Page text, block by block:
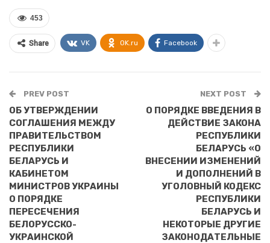
453
Share VK OK.ru Facebook
PREV POST
ОБ УТВЕРЖДЕНИИ
СОГЛАШЕНИЯ МЕЖДУ
ПРАВИТЕЛЬСТВОМ
РЕСПУБЛИКИ
БЕЛАРУСЬ И
КАБИНЕТОМ
МИНИСТРОВ УКРАИНЫ
О ПОРЯДКЕ
ПЕРЕСЕЧЕНИЯ
БЕЛОРУССКО-
УКРАИНСКОЙ
NEXT POST
О ПОРЯДКЕ ВВЕДЕНИЯ В
ДЕЙСТВИЕ ЗАКОНА
РЕСПУБЛИКИ
БЕЛАРУСЬ «О
ВНЕСЕНИИ ИЗМЕНЕНИЙ
И ДОПОЛНЕНИЙ В
УГОЛОВНЫЙ КОДЕКС
РЕСПУБЛИКИ
БЕЛАРУСЬ И
НЕКОТОРЫЕ ДРУГИЕ
ЗАКОНОДАТЕЛЬНЫЕ